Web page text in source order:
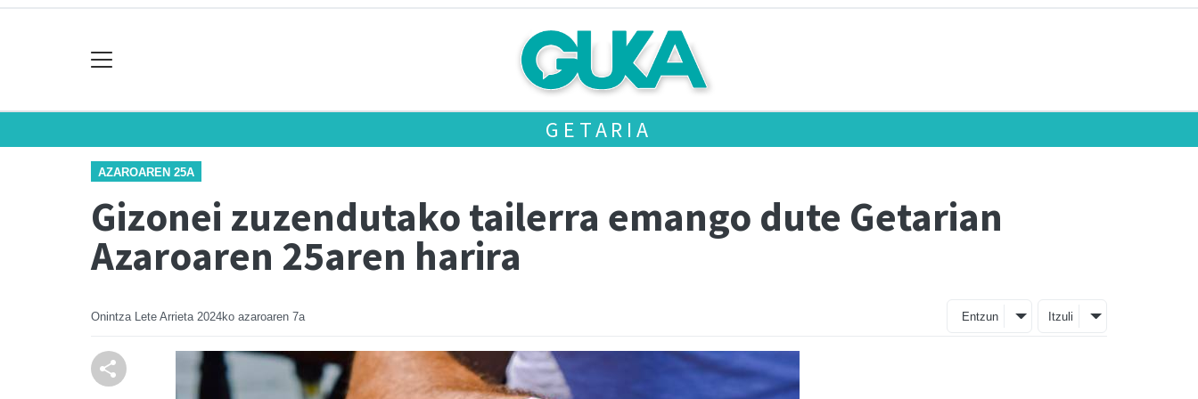
GETARIA
AZAROAREN 25A
Gizonei zuzendutako tailerra emango dute Getarian
Azaroaren 25aren harira
Onintza Lete Arrieta 2024ko azaroaren 7a Entzun Itzuli